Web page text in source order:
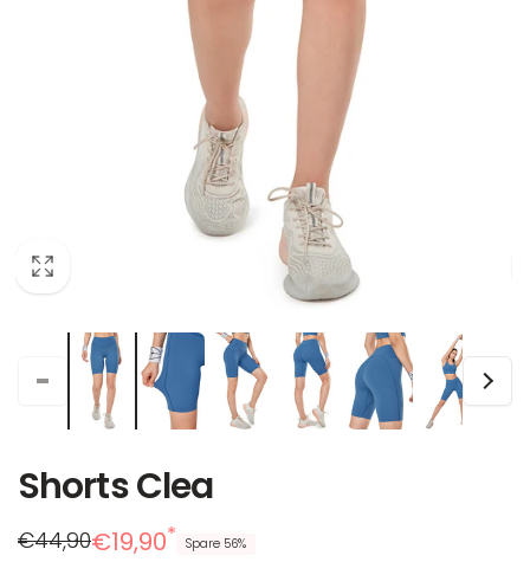
Shorts Clea
Regulärer
€44,90
Reduzierter
€19,90* Spare 56%